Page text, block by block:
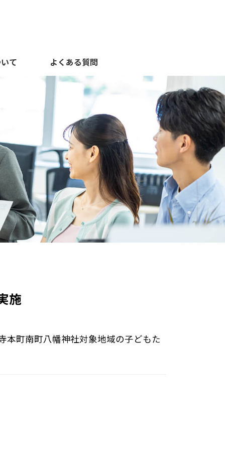
て よくある質問
施
本町南町八幡神社対象地域の子どもた